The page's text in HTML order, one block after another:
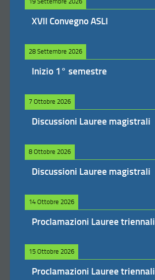
XVII Convegno ASLI
28 Settembre 2026
Inizio 1° semestre
7 Ottobre 2026
Discussioni Lauree magistrali
8 Ottobre 2026
Discussioni Lauree magistrali
14 Ottobre 2026
Proclamazioni Lauree triennali
15 Ottobre 2026
Proclamazioni Lauree triennali